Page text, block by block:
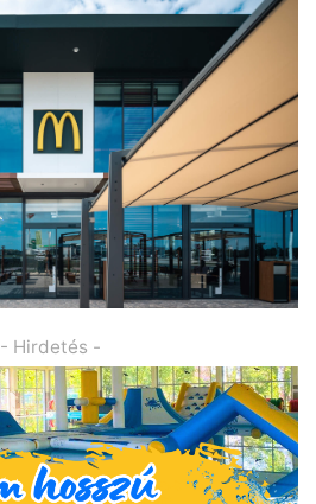
- Hirdetés -